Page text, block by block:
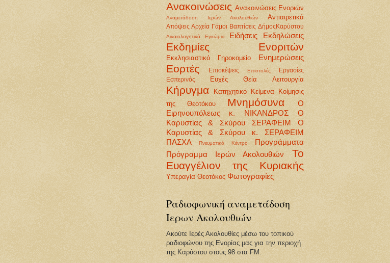
Ανακοινώσεις Ανακοινώσεις Ενοριών
Αναμετάδοση Ιερών Ακολουθιών Αντιαιρετικά
Απόψεις Αρχεία Γάμοι Βαπτίσεις ΔήμοςΚαρύστου
Δικαιολογητικά Εγκώμια Ειδήσεις Εκδηλώσεις
Εκδημίες Ενοριτών
Εκκλησιαστικό Γηροκομείο Ενημερώσεις
Εορτές Επισκέψεις Επιστολές
Εργασίες
Εσπερινός
Ευχές Θεία Λειτουργία
Κήρυγμα Κατηχητικό Κείμενα
Κοίμησις
της Θεοτόκου
Μνημόσυνα
Ο
Ειρηνουπόλεως κ. ΝΙΚΑΝΔΡΟΣ
Ο
Καρυστίας & Σκύρου ΣΕΡΑΦΕΙΜ
Ο
Καρυστίας & Σκύρου κ. ΣΕΡΑΦΕΙΜ
ΠΑΣΧΑ
Πνευματικό Κέντρο
Προγράμματα
Πρόγραμμα Ιερών Ακολουθιών
Το
Ευαγγέλιον της Κυριακής
Υπεραγία Θεοτόκος Φωτογραφίες
Ραδιοφωνική αναμετάδοση
Ιερων Ακολουθιών
Ακούτε Ιερές Ακολουθίες μέσω του τοπικού
ραδιοφώνου της Ενορίας μας για την περιοχή
της Καρύστου στους 98 στα FM.